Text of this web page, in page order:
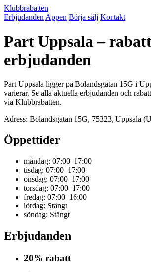
Klubbrabatten
Erbjudanden Appen Börja sälj Kontakt
Part Uppsala –
erbjudanden
Part Uppsala ligger på Bolandsgatan 15G i
varierar. Se alla aktuella erbjudanden och
via Klubbrabatten.
Adress: Bolandsgatan 15G, 75323, Uppsala
Öppettider
måndag: 07:00–17:00
tisdag: 07:00–17:00
onsdag: 07:00–17:00
torsdag: 07:00–17:00
fredag: 07:00–16:00
lördag: Stängt
söndag: Stängt
Erbjudanden
20% rabatt